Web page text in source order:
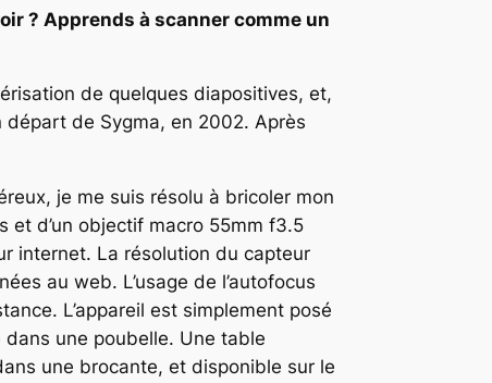
? Apprends à scanner comme un
de quelques diapositives, et,
départ de Sygma, en 2002. Après
je me suis résolu à bricoler mon
et d’un objectif macro 55mm f3.5
internet. La résolution du capteur
au web. L’usage de l’autofocus
L’appareil est simplement posé
dans une poubelle. Une table
une brocante, et disponible sur le